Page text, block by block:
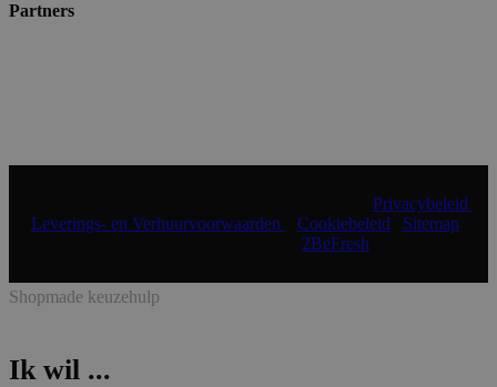
Partners
Privacybeleid
Leverings- en Verhuurvoorwaarden
Cookiebeleid Sitemap|
2BeFresh
Shopmade keuzehulp
Ik wil ...